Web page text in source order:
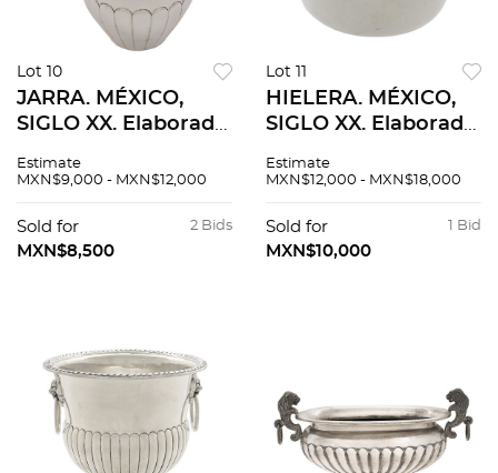
Lot 10
JARRA. MÉXICO,
SIGLO XX. Elaborada
Sterling, ley 0.925.
motivos lobulados.
Estimate
MXN$9,000 - MXN$12,000
2 Bids
Sold for
MXN$8,500
Lot 11
HIELERA. MÉXICO,
SIGLO XX. Elaborada
Sterling, ley 0.925.
Estimate
MXN$12,000 - MXN$18,000
1 Bid
Sold for
MXN$10,000